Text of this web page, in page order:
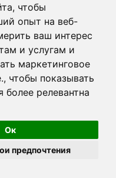
, чтобы
опыт на веб-
ваш интерес
и услугам и
маркетинговое
, чтобы показывать
более релевантна
Ок
предпочтения
Co., Ltd. All rights
представитель)